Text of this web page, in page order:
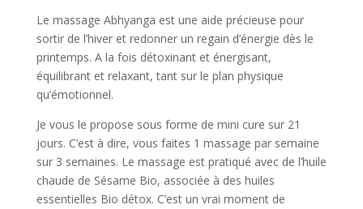
Le massage Abhyanga est une aide précieuse pour
sortir de l’hiver et redonner un regain d’énergie dès le
printemps. A la fois détoxinant et énergisant,
équilibrant et relaxant, tant sur le plan physique
qu’émotionnel.
Je vous le propose sous forme de mini cure sur 21
jours. C’est à dire, vous faites 1 massage par semaine
sur 3 semaines. Le massage est pratiqué avec de l’huile
chaude de Sésame Bio, associée à des huiles
essentielles Bio détox. C’est un vrai moment de